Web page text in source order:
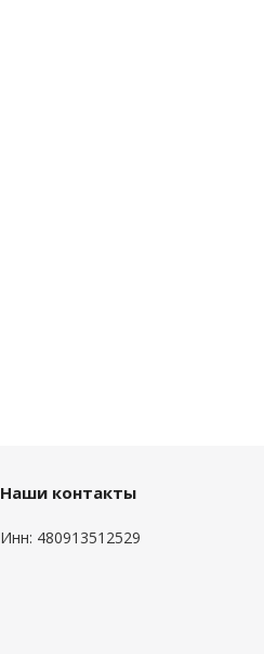
Наши контакты
Инн: 480913512529